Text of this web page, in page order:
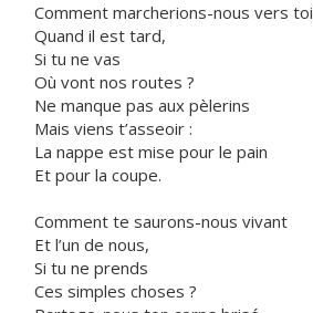
Comment marcherions-nous vers toi
Quand il est tard,
Si tu ne vas
Où vont nos routes ?
Ne manque pas aux pèlerins
Mais viens t’asseoir :
La nappe est mise pour le pain
Et pour la coupe.
Comment te saurons-nous vivant
Et l’un de nous,
Si tu ne prends
Ces simples choses ?